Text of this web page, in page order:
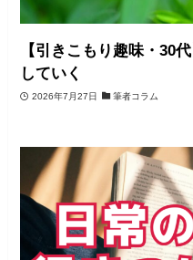
【引きこもり趣味・30
していく
2026年7月27日 筆者コラム